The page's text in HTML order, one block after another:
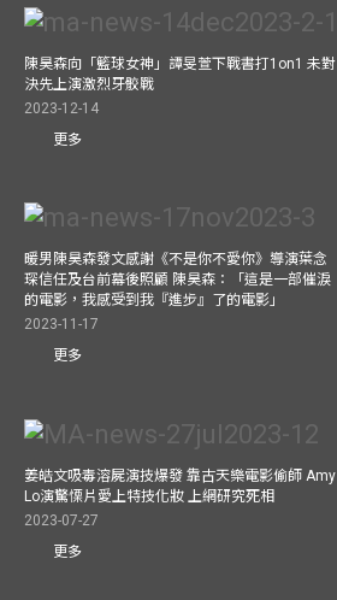
陳昊森向「籃球女神」譚旻萱下戰書打1on1 未對
決先上演激烈牙骹戰
2023-12-14
更多
暖男陳昊森發文感謝《不是你不愛你》導演葉念
琛信任及台前幕後照顧 陳昊森：「這是一部催淚
的電影，我感受到我『進步』了的電影」
2023-11-17
更多
姜皓文吸毒溶屍演技爆發 靠古天樂電影偷師 Amy
Lo演驚慄片愛上特技化妝 上網研究死相
2023-07-27
更多